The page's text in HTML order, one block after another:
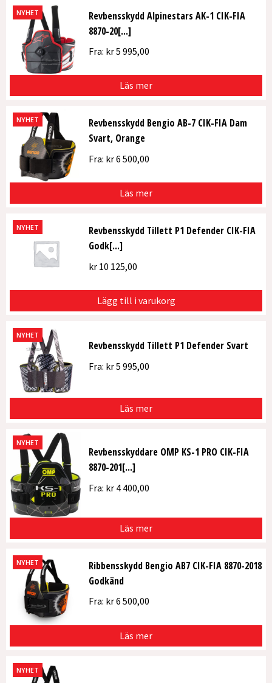
NYHET
Revbensskydd Alpinestars AK-1 CIK-FIA
8870-20[...]
Fra: kr5 995,00
Läs mer
NYHET
Revbensskydd Bengio AB-7 CIK-FIA Dam
Svart, Orange
Fra: kr6 500,00
Läs mer
NYHET
Revbensskydd Tillett P1 Defender CIK-FIA
Godk[...]
kr10 125,00
Lägg till i varukorg
NYHET
Revbensskydd Tillett P1 Defender Svart
Fra: kr5 995,00
Läs mer
NYHET
Revbensskyddare OMP KS-1 PRO CIK-FIA
8870-201[...]
Fra: kr4 400,00
Läs mer
NYHET
Ribbensskydd Bengio AB7 CIK-FIA 8870-2018
Godkänd
Fra: kr6 500,00
Läs mer
NYHET